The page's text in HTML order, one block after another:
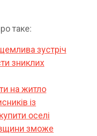
таке:
зустріч
зниклих
на житло
із
оселі
зможе